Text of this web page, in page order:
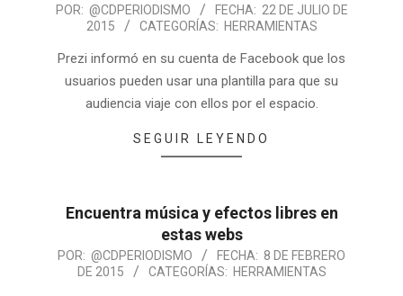
POR: @CDPERIODISMO FECHA: 22 DE JULIO DE
2015
CATEGORÍAS: HERRAMIENTAS
Prezi informó en su cuenta de Facebook que los
usuarios pueden usar una plantilla para que su
audiencia viaje con ellos por el espacio.
SEGUIR LEYENDO
Encuentra música y efectos libres en
estas webs
POR: @CDPERIODISMO FECHA: 8 DE FEBRERO
DE 2015
CATEGORÍAS: HERRAMIENTAS